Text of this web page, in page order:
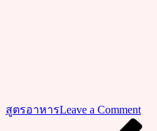
สูตรอาหารLeave a Commenton
ชวน